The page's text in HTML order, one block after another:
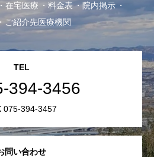
在宅医療 料金表
院内掲示
ご紹介先医療機関
問い合わせ
TEL
394-3456
075-394-3457